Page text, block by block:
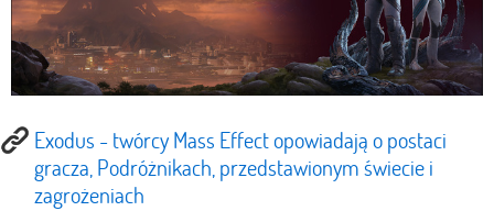
Exodus - twórcy Mass Effect opowiadają o postaci
gracza, Podróżnikach, przedstawionym świecie i
zagrożeniach